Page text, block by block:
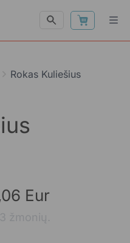
Rokas Kuliešius
Eur